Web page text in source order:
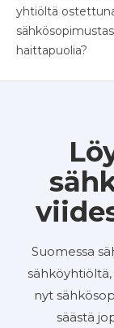
yhtiöltä
haittapuolia?
Suomessa
nyt
säästä